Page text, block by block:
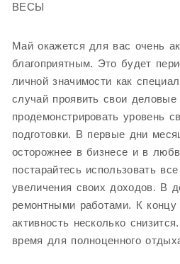
ВЕСЫ
Май окажется для вас очень
благоприятным. Это будет
личной значимости как
случай проявить свои деловые
продемонстрировать уровень
подготовки. В первые дни
осторожнее в бизнесе и в
постарайтесь использовать
увеличения своих доходов. В
ремонтными работами. К
активность несколько
время для полноценного